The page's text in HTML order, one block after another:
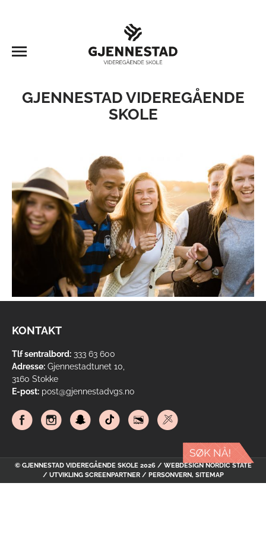
GJENNESTAD VIDEREGÅENDE
SKOLE
KONTAKT
Tlf sentralbord: 333 63 600
Adresse: Gjennestadtunet 10,
3160 Stokke
E-post: post@gjennestadvgs.no
© GJENNESTAD VIDEREGÅENDE SKOLE 2026 / WEBDESIGNNORDIC STATE
/ UTVIKLING SCREENPARTNER/ PERSONVERN, SITEMAP